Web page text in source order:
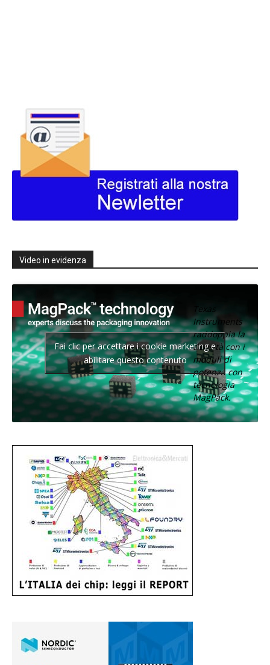
Video in evidenza
Texas
Instruments
raddoppia la
densità con i
moduli di
potenza con
tecnologia
MagPack.
Fai clic per accettare i cookie marketing e
abilitare questo contenuto